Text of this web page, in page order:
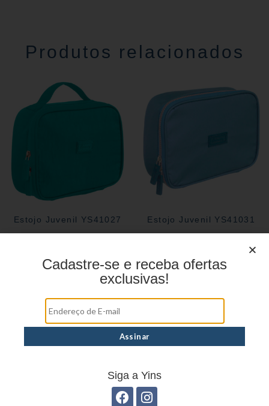
Produtos relacionados
Estojo Juvenil YS41027 Estojo Juvenil YS41031
Mochila Linha Casual
Cadastre-se e receba ofertas
exclusivas!
Siga a Yins